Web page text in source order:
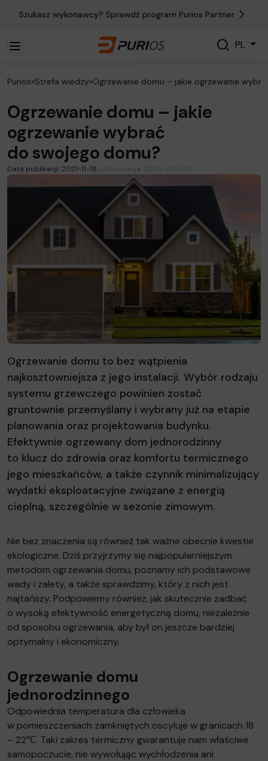
Szukasz wykonawcy? Sprawdź program Purios Partner
PL
Purios»Strefa wiedzy»Ogrzewanie domu – jakie ogrzewanie
Ogrzewanie domu – jakie
ogrzewanie wybrać
do swojego domu?
Data publikacji: 2021-11-18(aktualizacja: 2025-02-20)
Ogrzewanie domu to bez wątpienia
najkosztowniejsza z jego instalacji. Wybór rodzaju
systemu grzewczego powinien zostać
gruntownie przemyślany i wybrany już na etapie
planowania oraz projektowania budynku.
Efektywnie ogrzewany dom jednorodzinny
to klucz do zdrowia oraz komfortu termicznego
jego mieszkańców, a także czynnik minimalizujący
wydatki eksploatacyjne związane z energią
cieplną, szczególnie w sezonie zimowym.
Nie bez znaczenia są również tak ważne obecnie kwestie
ekologiczne. Dziś przyjrzymy się najpopularniejszym
metodom ogrzewania domu, poznamy ich podstawowe
wady i zalety, a także sprawdzimy, który z nich jest
najtańszy. Podpowiemy również, jak skutecznie zadbać
o wysoką efektywność energetyczną domu, niezależnie
od sposobu ogrzewania, aby był on jeszcze bardziej
optymalny i ekonomiczny.
Ogrzewanie domu
jednorodzinnego
Odpowiednia temperatura dla człowieka
w pomieszczeniach zamkniętych oscyluje w granicach 18
– 22℃. Taki zakres termiczny gwarantuje nam właściwe
samopoczucie, nie wywołując wychłodzenia ani